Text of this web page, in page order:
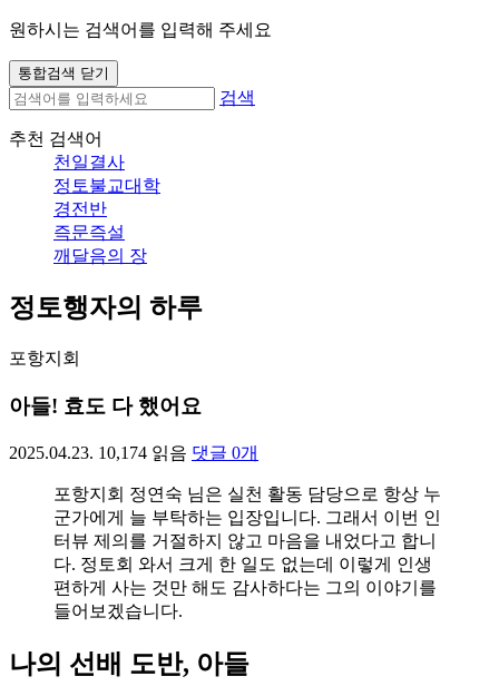
원하시는 검색어를 입력해 주세요
통합검색 닫기
검색
추천 검색어
천일결사
정토불교대학
경전반
즉문즉설
깨달음의 장
정토행자의 하루
포항지회
아들! 효도 다 했어요
2025.04.23. 10,174 읽음 댓글 0개
포항지회 정연숙 님은 실천 활동 담당으로 항상 누
군가에게 늘 부탁하는 입장입니다. 그래서 이번 인
터뷰 제의를 거절하지 않고 마음을 내었다고 합니
다. 정토회 와서 크게 한 일도 없는데 이렇게 인생
편하게 사는 것만 해도 감사하다는 그의 이야기를
들어보겠습니다.
나의 선배 도반, 아들